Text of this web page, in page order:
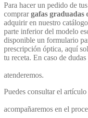
Para hacer un pedido de
comprargafas graduadas
adquirir en nuestro
parte inferior del modelo
disponible un formulario
prescripción óptica, aquí
tu receta. En caso de
atenderemos.
Puedes consultar el
acompañaremos en el